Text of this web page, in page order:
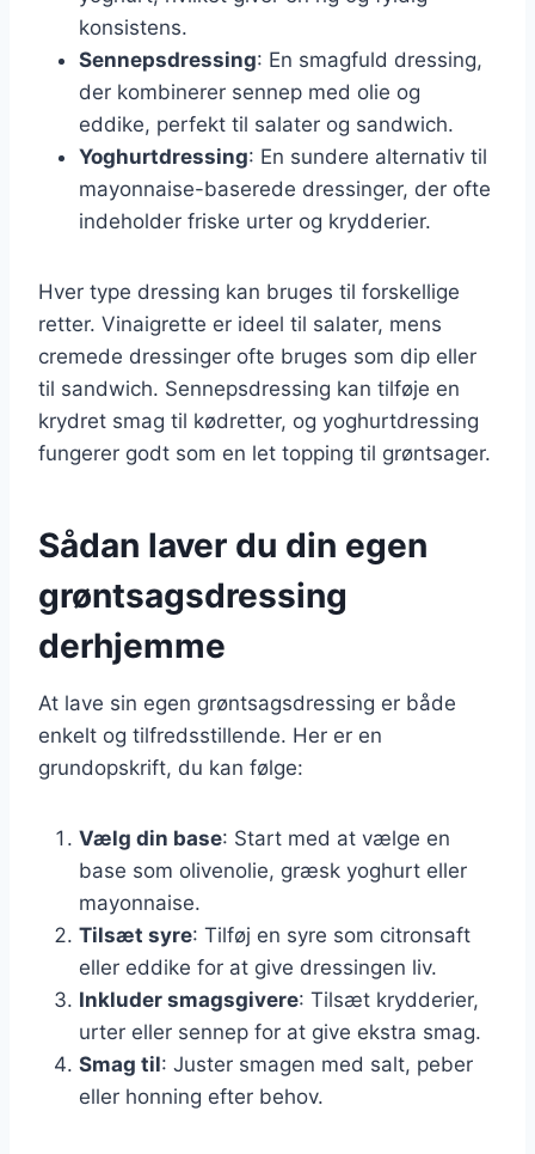
konsistens.
Sennepsdressing: En smagfuld dressing,
der kombinerer sennep med olie og
eddike, perfekt til salater og sandwich.
Yoghurtdressing: En sundere alternativ til
mayonnaise-baserede dressinger, der ofte
indeholder friske urter og krydderier.
Hver type dressing kan bruges til forskellige
retter. Vinaigrette er ideel til salater, mens
cremede dressinger ofte bruges som dip eller
til sandwich. Sennepsdressing kan tilføje en
krydret smag til kødretter, og yoghurtdressing
fungerer godt som en let topping til grøntsager.
Sådan laver du din egen
grøntsagsdressing
derhjemme
At lave sin egen grøntsagsdressing er både
enkelt og tilfredsstillende. Her er en
grundopskrift, du kan følge:
Vælg din base: Start med at vælge en
base som olivenolie, græsk yoghurt eller
mayonnaise.
Tilsæt syre: Tilføj en syre som citronsaft
eller eddike for at give dressingen liv.
Inkluder smagsgivere: Tilsæt krydderier,
urter eller sennep for at give ekstra smag.
Smag til: Juster smagen med salt, peber
eller honning efter behov.